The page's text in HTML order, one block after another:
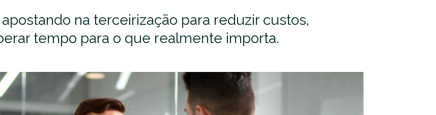
na terceirização para reduzir custos,
tempo para o que realmente importa.